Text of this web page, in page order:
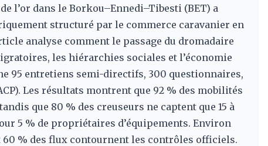
l’or dans le Borkou–Ennedi–Tibesti (BET) a
structuré par le commerce caravanier en
analyse comment le passage du dromadaire
les hiérarchies sociales et l’économie
95 entretiens semi-directifs, 300 questionnaires,
Les résultats montrent que 92 % des mobilités
que 80 % des creuseurs ne captent que 15 à
5 % de propriétaires d’équipements. Environ
% des flux contournent les contrôles officiels.